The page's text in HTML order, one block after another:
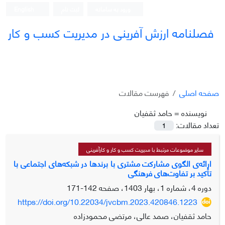
فصلنامه ارزش آفرینی در مدیریت کسب و کار
صفحه اصلی
فهرست مقالات
نویسنده =حامد ثقفیان
تعداد مقالات:
1
سایر موضوعات مرتبط با مدیریت کسب و کار و کارآفرینی
ارائه‌ی الگوی مشارکت مشتری با برندها در شبکه‌های اجتماعی با
تأکید بر تفاوت‌های فرهنگی
دوره 4، شماره 1، بهار 1403، صفحه
142-171
https://doi.org/10.22034/jvcbm.2023.420846.1223
حامد ثقفیان، صمد عالی، مرتضی محمودزاده